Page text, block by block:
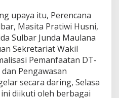
upaya itu, Perencana
Masita Pratiwi Husni,
Sulbar Junda Maulana
Sekretariat Wakil
Pemanfaatan DT-
Pengawasan
secara daring, Selasa
diikuti oleh berbagai